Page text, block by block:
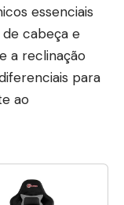
essenciais
cabeça e
a reclinação
para
ao